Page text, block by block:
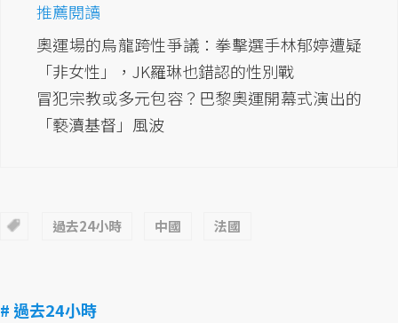
推薦閱讀
奧運場的烏龍跨性爭議：拳擊選手林郁婷遭疑
「非女性」，JK羅琳也錯認的性別戰
冒犯宗教或多元包容？巴黎奧運開幕式演出的
「褻瀆基督」風波
過去24小時 中國 法國
# 過去24小時